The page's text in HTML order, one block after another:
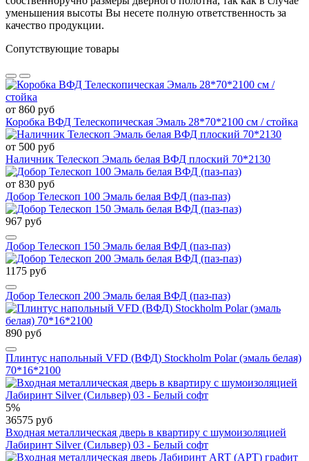
уменьшения высоты Вы несете полную ответственность за
качество продукции.
Сопутствующие товары
от 860 руб
Коробка ВФД Телескопическая Эмаль 28*70*2100 см / стойка
от 500 руб
Наличник Телескоп Эмаль белая ВФД плоский 70*2130
от 830 руб
Добор Телескоп 100 Эмаль белая ВФД (паз-паз)
967 руб
Добор Телескоп 150 Эмаль белая ВФД (паз-паз)
1175 руб
Добор Телескоп 200 Эмаль белая ВФД (паз-паз)
890 руб
Плинтус напольный VFD (ВФД) Stockholm Polar (эмаль белая)
70*16*2100
5%
36575 руб
Входная металлическая дверь в квартиру с шумоизоляцией
Лабиринт Silver (Сильвер) 03 - Белый софт